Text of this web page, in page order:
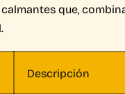
que,
Descripción